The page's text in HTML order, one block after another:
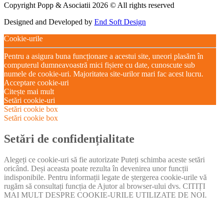
Copyright Popp & Asociatii 2026 © All rights reserved
Designed and Developed by End Soft Design
Cookie-urile
Pentru a asigura buna funcționare a acestui site, uneori plasăm în
computerul dumneavoastră mici fișiere cu date, cunoscute sub
numele de cookie-uri. Majoritatea site-urilor mari fac acest lucru.
Acceptare cookie-uri
Citește mai mult
Setări cookie-uri
Setări cookie box
Setări cookie box
Setări de confidențialitate
Alegeți ce cookie-uri să fie autorizate Puteți schimba aceste setări
oricând. Deși aceasta poate rezulta în devenirea unor funcții
indisponibile. Pentru informații legate de ștergerea cookie-urile vă
rugăm să consultați funcția de Ajutor al browser-ului dvs. CITIȚI
MAI MULT DESPRE COOKIE-URILE UTILIZATE DE NOI.